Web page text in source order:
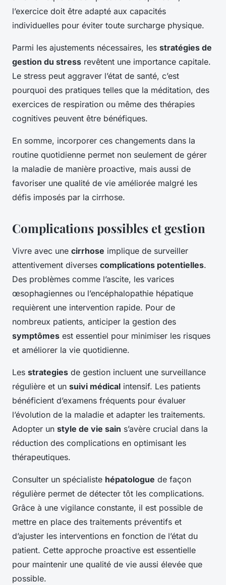
l’exercice doit être adapté aux capacités
individuelles pour éviter toute surcharge physique.
Parmi les ajustements nécessaires, les stratégies de
gestion du stress revêtent une importance capitale.
Le stress peut aggraver l’état de santé, c’est
pourquoi des pratiques telles que la méditation, des
exercices de respiration ou même des thérapies
cognitives peuvent être bénéfiques.
En somme, incorporer ces changements dans la
routine quotidienne permet non seulement de gérer
la maladie de manière proactive, mais aussi de
favoriser une qualité de vie améliorée malgré les
défis imposés par la cirrhose.
Complications possibles et gestion
Vivre avec une cirrhose implique de surveiller
attentivement diverses complications potentielles.
Des problèmes comme l’ascite, les varices
œsophagiennes ou l’encéphalopathie hépatique
requièrent une intervention rapide. Pour de
nombreux patients, anticiper la gestion des
symptômes est essentiel pour minimiser les risques
et améliorer la vie quotidienne.
Les strategies de gestion incluent une surveillance
régulière et un suivi médical intensif. Les patients
bénéficient d’examens fréquents pour évaluer
l’évolution de la maladie et adapter les traitements.
Adopter un style de vie sain s’avère crucial dans la
réduction des complications en optimisant les
thérapeutiques.
Consulter un spécialiste hépatologue de façon
régulière permet de détecter tôt les complications.
Grâce à une vigilance constante, il est possible de
mettre en place des traitements préventifs et
d’ajuster les interventions en fonction de l’état du
patient. Cette approche proactive est essentielle
pour maintenir une qualité de vie aussi élevée que
possible.